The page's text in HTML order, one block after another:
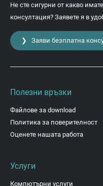
Не сте сигурни от какво
консултация? Заявете я в
❯ Заяви безплатна
Полезни връзки
Файлове за download
Политика за поверителност
Оценете нашата работа
Услуги
Компютърни услуги